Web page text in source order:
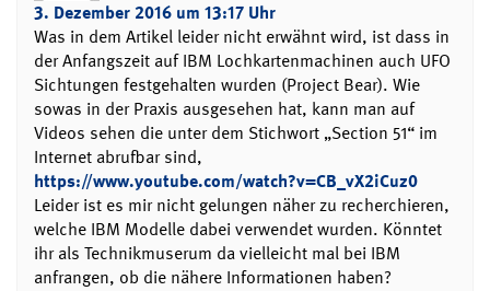
3. Dezember 2016 um 13:17 Uhr
Was in dem Artikel leider nicht erwähnt wird, ist dass in
der Anfangszeit auf IBM Lochkartenmachinen auch UFO
Sichtungen festgehalten wurden (Project Bear). Wie
sowas in der Praxis ausgesehen hat, kann man auf
Videos sehen die unter dem Stichwort „Section 51“ im
Internet abrufbar sind,
https://www.youtube.com/watch?v=CB_vX2iCuz0
Leider ist es mir nicht gelungen näher zu recherchieren,
welche IBM Modelle dabei verwendet wurden. Könntet
ihr als Technikmuserum da vielleicht mal bei IBM
anfrangen, ob die nähere Informationen haben?